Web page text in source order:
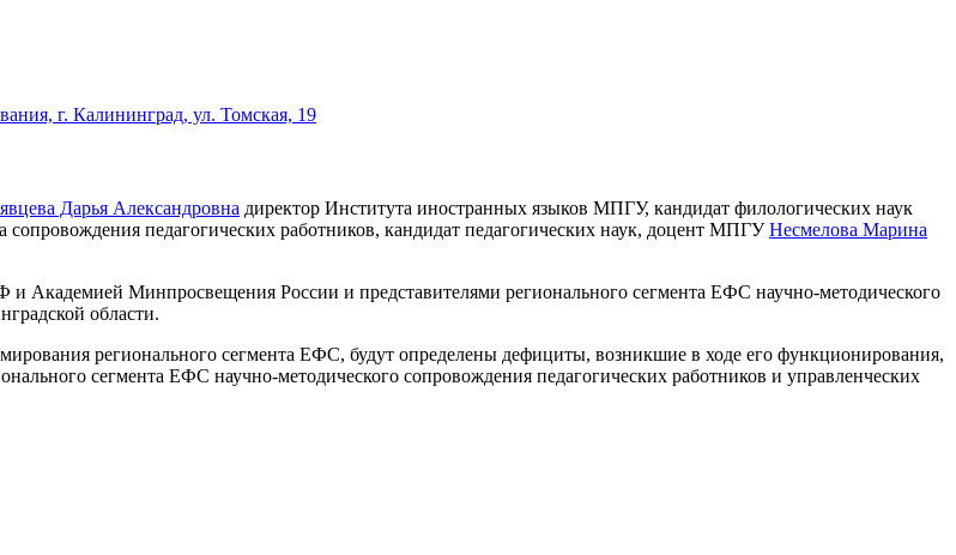
г. Калининград, ул. Томская, 19
Дарья Александровна директор Института иностранных языков МПГУ, кандидат филологических наук
сопровождения педагогических работников, кандидат педагогических наук, доцент МПГУНесмелова Марина
Минпросвещения России и представителями регионального сегмента ЕФС научно-методического
области.
регионального сегмента ЕФС, будут определены дефициты, возникшие в ходе его функционирования,
сегмента ЕФС научно-методического сопровождения педагогических работников и управленческих